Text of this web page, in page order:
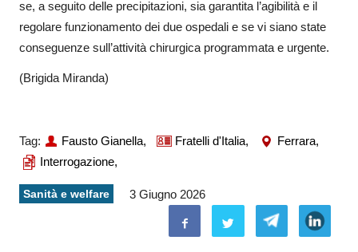
se, a seguito delle precipitazioni, sia garantita l’agibilità e il
regolare funzionamento dei due ospedali e se vi siano state
conseguenze sull’attività chirurgica programmata e urgente.
(Brigida Miranda)
Tag: Fausto Gianella, Fratelli d'Italia,
Ferrara,
Interrogazione,
Sanità e welfare 3 Giugno 2026